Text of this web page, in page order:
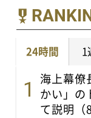
24時間 1
海上幕
かい」の
て説明（